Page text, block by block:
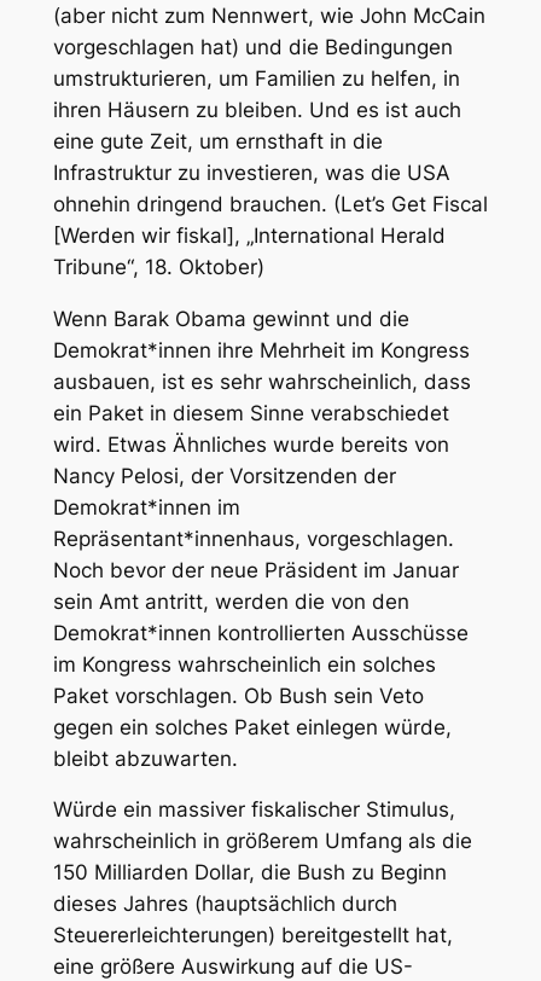
(aber nicht zum Nennwert, wie John McCain
vorgeschlagen hat) und die Bedingungen
umstrukturieren, um Familien zu helfen, in
ihren Häusern zu bleiben. Und es ist auch
eine gute Zeit, um ernsthaft in die
Infrastruktur zu investieren, was die USA
ohnehin dringend brauchen. (Let’s Get Fiscal
[Werden wir fiskal], „International Herald
Tribune“, 18. Oktober)
Wenn Barak Obama gewinnt und die
Demokrat*innen ihre Mehrheit im Kongress
ausbauen, ist es sehr wahrscheinlich, dass
ein Paket in diesem Sinne verabschiedet
wird. Etwas Ähnliches wurde bereits von
Nancy Pelosi, der Vorsitzenden der
Demokrat*innen im
Repräsentant*innenhaus, vorgeschlagen.
Noch bevor der neue Präsident im Januar
sein Amt antritt, werden die von den
Demokrat*innen kontrollierten Ausschüsse
im Kongress wahrscheinlich ein solches
Paket vorschlagen. Ob Bush sein Veto
gegen ein solches Paket einlegen würde,
bleibt abzuwarten.
Würde ein massiver fiskalischer Stimulus,
wahrscheinlich in größerem Umfang als die
150 Milliarden Dollar, die Bush zu Beginn
dieses Jahres (hauptsächlich durch
Steuererleichterungen) bereitgestellt hat,
eine größere Auswirkung auf die US-